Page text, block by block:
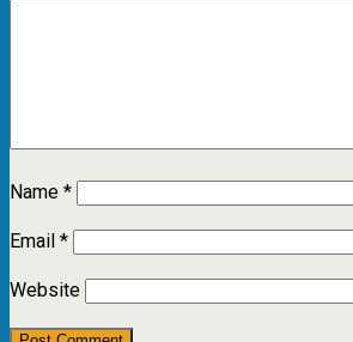
Name*
Email*
Website